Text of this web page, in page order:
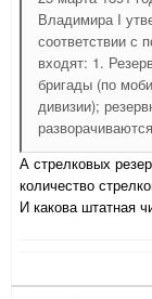
Владимира I
соответствии с
входят: 1.
бригады (по
дивизии);
А стрелковых
количество
И какова штатная